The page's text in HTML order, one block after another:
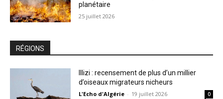
planétaire
25 juillet 2026
RÉGIONS
Illizi : recensement de plus d’un millier
d’oiseaux migrateurs nicheurs
L'Echo d'Algérie - 19 juillet 2026 0